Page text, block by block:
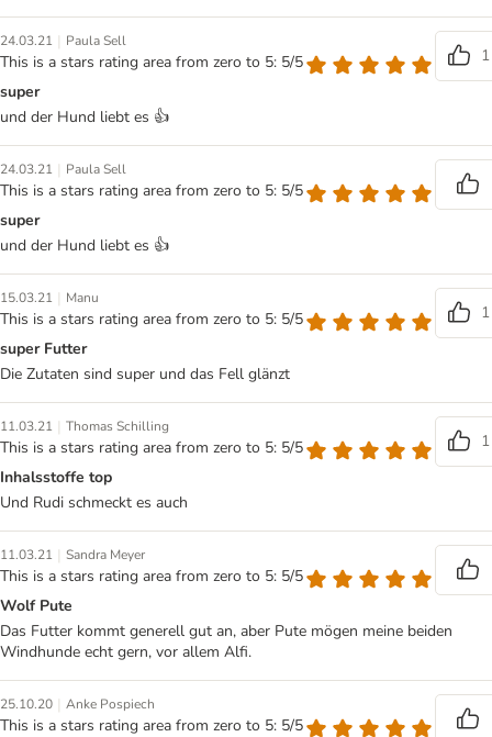
24.03.21 | Paula Sell
This is a stars rating area from zero to 5: 5/5
1
super
und der Hund liebt es 👍
24.03.21 | Paula Sell
This is a stars rating area from zero to 5: 5/5
super
und der Hund liebt es 👍
15.03.21 | Manu
This is a stars rating area from zero to 5: 5/5
1
super Futter
Die Zutaten sind super und das Fell glänzt
11.03.21 | Thomas Schilling
This is a stars rating area from zero to 5: 5/5
1
Inhalsstoffe top
Und Rudi schmeckt es auch
11.03.21 | Sandra Meyer
This is a stars rating area from zero to 5: 5/5
Wolf Pute
Das Futter kommt generell gut an, aber Pute mögen meine beiden
Windhunde echt gern, vor allem Alfi.
25.10.20 | Anke Pospiech
This is a stars rating area from zero to 5: 5/5